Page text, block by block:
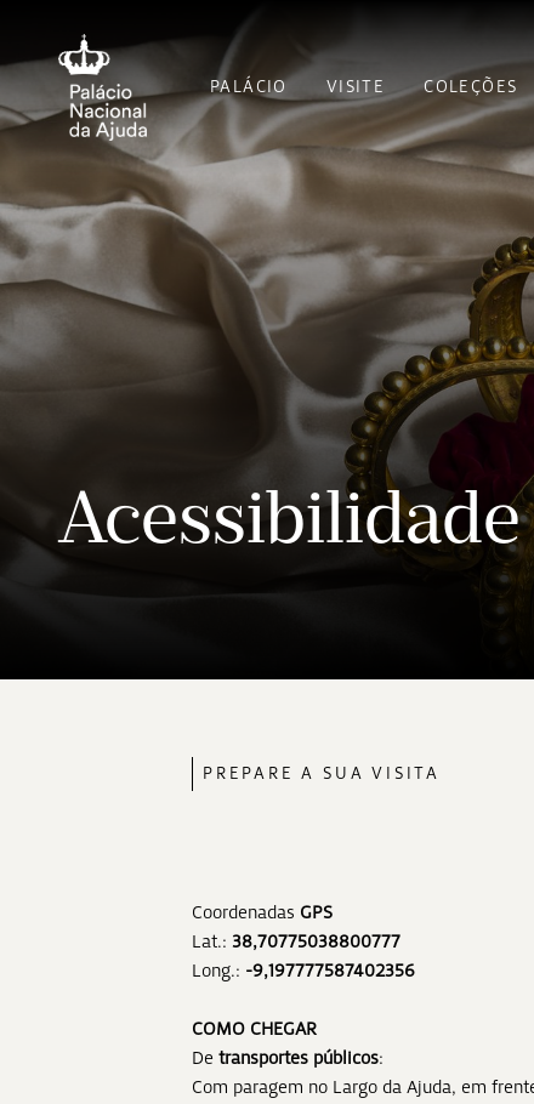
PALÁCIO VISITE COLEÇÕES
Acessibilidade
PREPARE A SUA VISITA
Coordenadas GPS
Lat.: 38,70775038800777
Long.: -9,197777587402356
COMO CHEGAR
De transportes públicos:
Com paragem no Largo da Ajuda, em